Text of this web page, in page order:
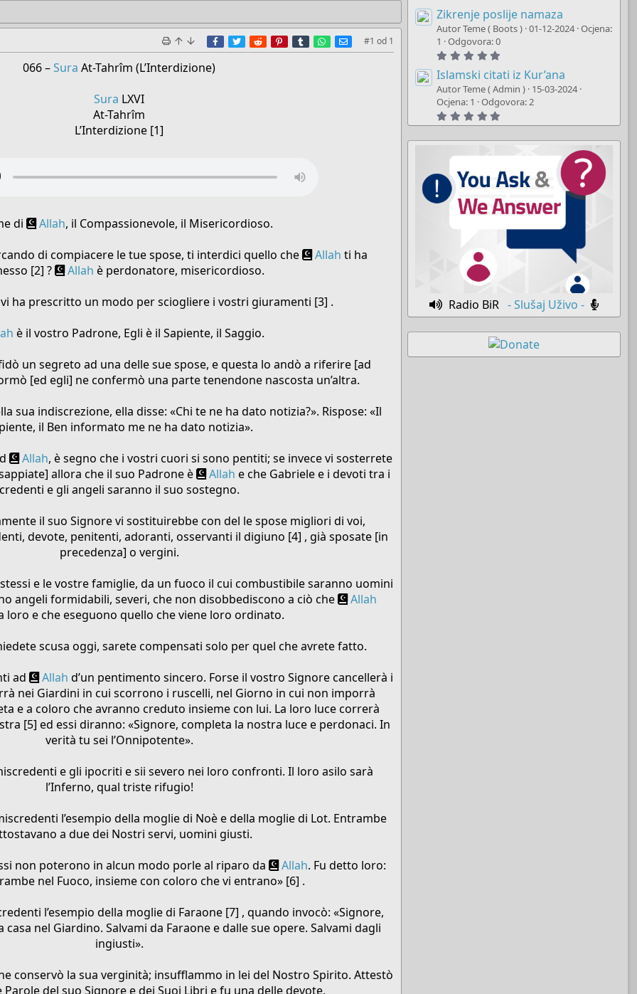
Facebook
TwitterRedditPinterest
TumblrWhatsApp
E-mail
#1 od 1
066 –Sura At-Tahrîm (L’Interdizione)
Sura LXVI
At-Tahrîm
L’Interdizione [1]
di Allah, il Compassionevole, il Misericordioso.
di compiacere le tue spose, ti interdici quello che
Allah ti ha
[2] ?
Allah è perdonatore, misericordioso.
vi ha prescritto un modo per sciogliere i vostri giuramenti [3] .
è il vostro Padrone, Egli è il Sapiente, il Saggio.
un segreto ad una delle sue spose, e questa lo andò a riferire [ad
[ed egli] ne confermò una parte tenendone nascosta un’altra.
sua indiscrezione, ella disse: «Chi te ne ha dato notizia?». Rispose: «Il
il Ben informato me ne ha dato notizia».
Allah, è segno che i vostri cuori si sono pentiti; se invece vi sosterrete
allora che il suo Padrone è
Allah e che Gabriele e i devoti tra i
credenti e gli angeli saranno il suo sostegno.
il suo Signore vi sostituirebbe con del le spose migliori di voi,
devote, penitenti, adoranti, osservanti il digiuno [4] , già sposate [in
precedenza] o vergini.
e le vostre famiglie, da un fuoco il cui combustibile saranno uomini
angeli formidabili, severi, che non disobbediscono a ciò che
Allah
loro e che eseguono quello che viene loro ordinato.
scusa oggi, sarete compensati solo per quel che avrete fatto.
ad
Allah d’un pentimento sincero. Forse il vostro Signore cancellerà i
nei Giardini in cui scorrono i ruscelli, nel Giorno in cui non imporrà
e a coloro che avranno creduto insieme con lui. La loro luce correrà
[5] ed essi diranno: «Signore, completa la nostra luce e perdonaci. In
verità tu sei l’Onnipotente».
e gli ipocriti e sii severo nei loro confronti. Il loro asilo sarà
l’Inferno, qual triste rifugio!
l’esempio della moglie di Noè e della moglie di Lot. Entrambe
a due dei Nostri servi, uomini giusti.
non poterono in alcun modo porle al riparo da
Allah. Fu detto loro:
nel Fuoco, insieme con coloro che vi entrano» [6] .
l’esempio della moglie di Faraone [7] , quando invocò: «Signore,
nel Giardino. Salvami da Faraone e dalle sue opere. Salvami dagli
ingiusti».
conservò la sua verginità; insufflammo in lei del Nostro Spirito. Attestò
Parole del suo Signore e dei Suoi Libri e fu una delle devote.​
(
s
)
0
0
s
s
)
Zikrenje poslije namaza
Autor Teme ( Boots ) 01-12-2024 Ocjena:
1
Odgovora: 0
0
0
s
t
(
s
Islamski citati iz Kur’ana
Autor Teme ( Admin ) 15-03-2024
Ocjena: 1
Odgovora: 2
.
0
a
r
s
)
Radio BiR - Slušaj Uživo -